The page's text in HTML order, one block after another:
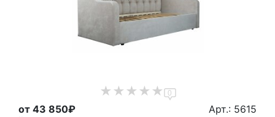
0
от 43 850₽ Арт.: 5615